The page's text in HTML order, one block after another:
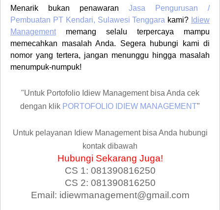
Menarik bukan penawaran Jasa Pengurusan /
Pembuatan PT Kendari, Sulawesi Tenggara kami? Idiew
Management
memang selalu terpercaya mampu
memecahkan masalah Anda. Segera hubungi kami di
nomor yang tertera, jangan menunggu hingga masalah
menumpuk-numpuk!
"Untuk Portofolio Idiew Management bisa Anda cek
dengan klik PORTOFOLIO IDIEW MANAGEMENT"
Untuk pelayanan Idiew Management bisa Anda hubungi
kontak dibawah
Hubungi Sekarang Juga!
CS 1: 081390816250
CS 2: 081390816250
Email: idiewmanagement@gmail.com